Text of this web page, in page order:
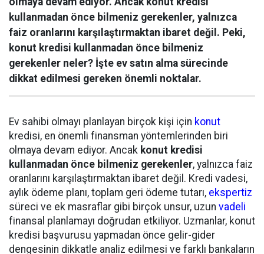
kullanmadan önce bilmeniz gerekenler, yalnızca
faiz oranlarını karşılaştırmaktan ibaret değil. Peki,
konut kredisi kullanmadan önce bilmeniz
gerekenler neler? İşte ev satın alma sürecinde
dikkat edilmesi gereken önemli noktalar.
Ev sahibi olmayı planlayan birçok kişi için konut
kredisi, en önemli finansman yöntemlerinden biri
olmaya devam ediyor. Ancak konut kredisi
kullanmadan önce bilmeniz gerekenler, yalnızca faiz
oranlarını karşılaştırmaktan ibaret değil. Kredi vadesi,
aylık ödeme planı, toplam geri ödeme tutarı, ekspertiz
süreci ve ek masraflar gibi birçok unsur, uzun vadeli
finansal planlamayı doğrudan etkiliyor. Uzmanlar, konut
kredisi başvurusu yapmadan önce gelir-gider
dengesinin dikkatle analiz edilmesi ve farklı bankaların